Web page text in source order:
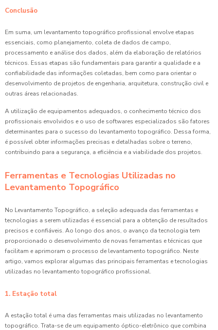
Conclusão
Em suma, um levantamento topográfico profissional envolve etapas
essenciais, como planejamento, coleta de dados de campo,
processamento e análise dos dados, além da elaboração de relatórios
técnicos. Essas etapas são fundamentais para garantir a qualidade e a
confiabilidade das informações coletadas, bem como para orientar o
desenvolvimento de projetos de engenharia, arquitetura, construção civil e
outras áreas relacionadas.
A utilização de equipamentos adequados, o conhecimento técnico dos
profissionais envolvidos e o uso de softwares especializados são fatores
determinantes para o sucesso do levantamento topográfico. Dessa forma,
é possível obter informações precisas e detalhadas sobre o terreno,
contribuindo para a segurança, a eficiência e a viabilidade dos projetos.
Ferramentas e Tecnologias Utilizadas no
Levantamento Topográfico
No Levantamento Topográfico, a seleção adequada das ferramentas e
tecnologias a serem utilizadas é essencial para a obtenção de resultados
precisos e confiáveis. Ao longo dos anos, o avanço da tecnologia tem
proporcionado o desenvolvimento de novas ferramentas e técnicas que
facilitam e aprimoram o processo de levantamento topográfico. Neste
artigo, vamos explorar algumas das principais ferramentas e tecnologias
utilizadas no levantamento topográfico profissional.
1. Estação total
A estação total é uma das ferramentas mais utilizadas no levantamento
topográfico. Trata-se de um equipamento óptico-eletrônico que combina